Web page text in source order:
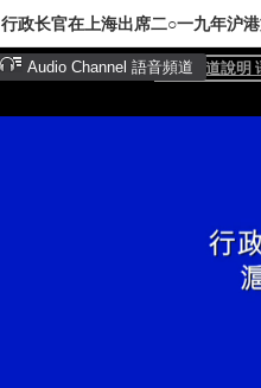
行政长官在上海出席二○一九年沪